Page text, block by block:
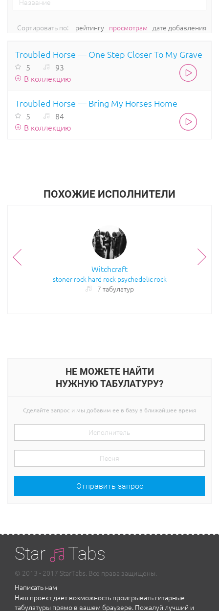
Сортировать по: рейтингу просмотрам дате добавления
Troubled Horse — Bring My Horses Home
5
84
В коллекцию
Troubled Horse — One Step Closer To My Grave
5
93
В коллекцию
ПОХОЖИЕ ИСПОЛНИТЕЛИ
Witchcraft
stoner rock hard rock psychedelic rock
7 табулатур
НЕ МОЖЕТЕ НАЙТИ
НУЖНУЮ ТАБУЛАТУРУ?
Сделайте запрос и мы добавим ее в базу в ближайшее время
Отправить запрос
Star Tabs
© 2013 - 2017 StarTabs. Все права защищены.
Написать нам
Наш проект дает возможность проигрывать гитарные
табулатуры прямо в вашем браузере. Пожалуй лучший и